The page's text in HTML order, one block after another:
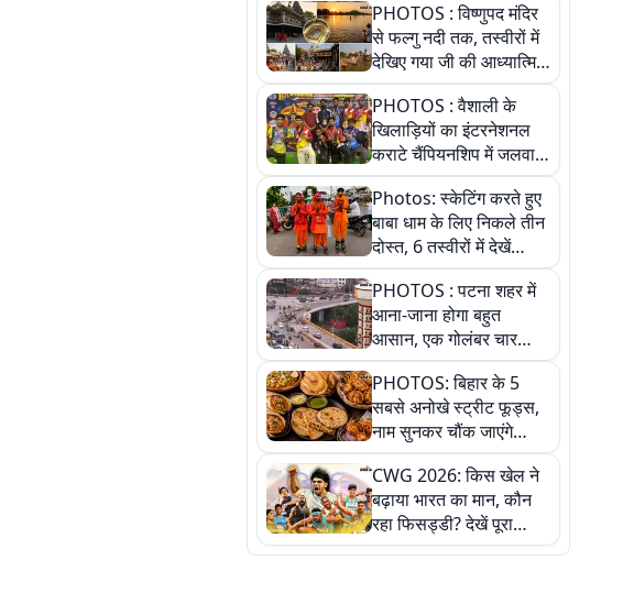
PHOTOS : विष्णुपद मंदिर
से फल्गु नदी तक, तस्वीरों में
देखिए गया जी की आध्यात्मिक
पहचान
PHOTOS : वैशाली के
खिलाड़ियों का इंटरनेशनल
कराटे चैंपियनशिप में जलवा,
जीते 9 पदक, पांच तस्वीर से
देखिए पूरा खेल
Photos: स्केटिंग करते हुए
बाबा धाम के लिए निकले तीन
दोस्त, 6 तस्वीरों में देखें
आस्था और जुनून की कहानी
PHOTOS : पटना शहर में
आना-जाना होगा बहुत
आसान, एक गोलंबर चार
फ्लाईओवर को जोड़ेगा
PHOTOS: बिहार के 5
सबसे अनोखे स्ट्रीट फूड्स,
नाम सुनकर चौंक जाएंगे
लेकिन स्वाद ऐसा कि बार-बार
खाने का करेगा मन
CWG 2026: किस खेल ने
बढ़ाया भारत का मान, कौन
रहा फिसड्डी? देखें पूरा
रिपोर्ट कार्ड